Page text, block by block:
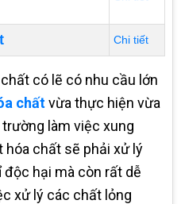
Chi tiết
có lẽ có nhu cầu lớn
chấtvừa thực hiện vừa
làm việc xung
hóa chất sẽ phải xử lý
hại mà còn rất dễ
xử lý các chất lỏng